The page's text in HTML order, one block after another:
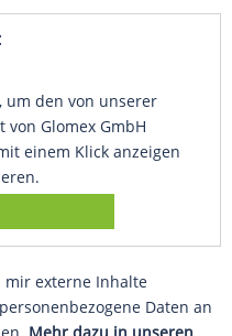
um den von unserer
Glomex GmbH
einem Klick anzeigen
mir externe Inhalte
Daten an